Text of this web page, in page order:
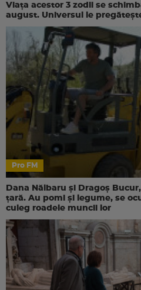
Viața acestor 3 zodii se
august. Universul le
Pro FM
Dana Nălbaru și Dragoș
țară. Au pomi și legume, se
culeg roadele muncii lor